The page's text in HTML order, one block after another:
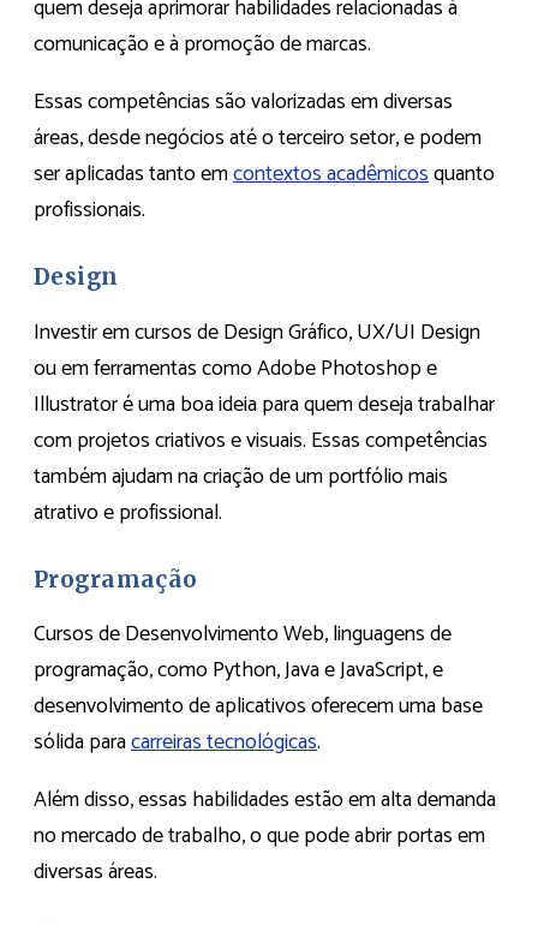
quem deseja aprimorar habilidades relacionadas à
comunicação e à promoção de marcas.
Essas competências são valorizadas em diversas
áreas, desde negócios até o terceiro setor, e podem
ser aplicadas tanto emcontextos acadêmicosquanto
profissionais.
Design
Investir em cursos de Design Gráfico, UX/UI Design
ou em ferramentas como Adobe Photoshop e
Illustrator é uma boa ideia para quem deseja trabalhar
com projetos criativos e visuais. Essas competências
também ajudam na criação de um portfólio mais
atrativo e profissional.
Programação
Cursos de Desenvolvimento Web, linguagens de
programação, como Python, Java e JavaScript, e
desenvolvimento de aplicativos oferecem uma base
sólida paracarreiras tecnológicas.
Além disso, essas habilidades estão em alta demanda
no mercado de trabalho, o que pode abrir portas em
diversas áreas.